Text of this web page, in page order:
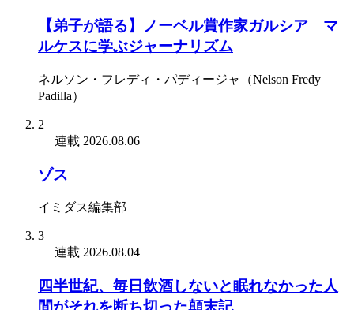
【弟子が語る】ノーベル賞作家ガルシア゠マ
ルケスに学ぶジャーナリズム
ネルソン・フレディ・パディージャ（Nelson Fredy
Padilla）
2
連載 2026.08.06
ゾス
イミダス編集部
3
連載 2026.08.04
四半世紀、毎日飲酒しないと眠れなかった人
間がそれを断ち切った顛末記